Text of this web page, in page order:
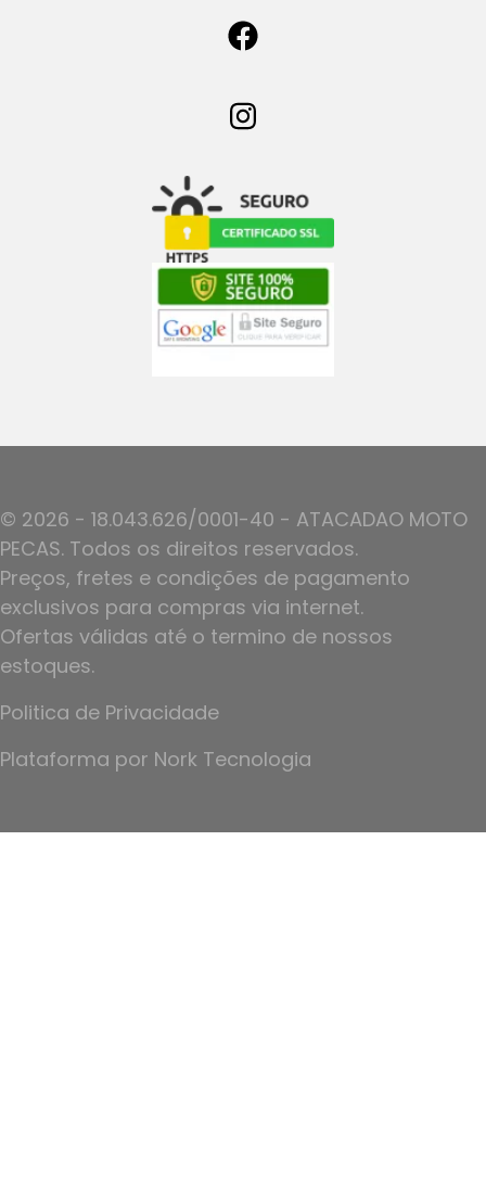
© 2026 - 18.043.626/0001-40 - ATACADAO MOTO
PECAS. Todos os direitos reservados.
Preços, fretes e condições de pagamento
exclusivos para compras via internet.
Ofertas válidas até o termino de nossos
estoques.
Politica de Privacidade
Plataforma por Nork Tecnologia